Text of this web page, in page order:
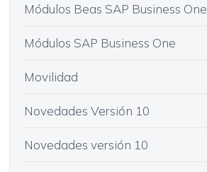
Módulos Beas SAP Business One
Módulos SAP Business One
Movilidad
Novedades Versión 10
Novedades versión 10